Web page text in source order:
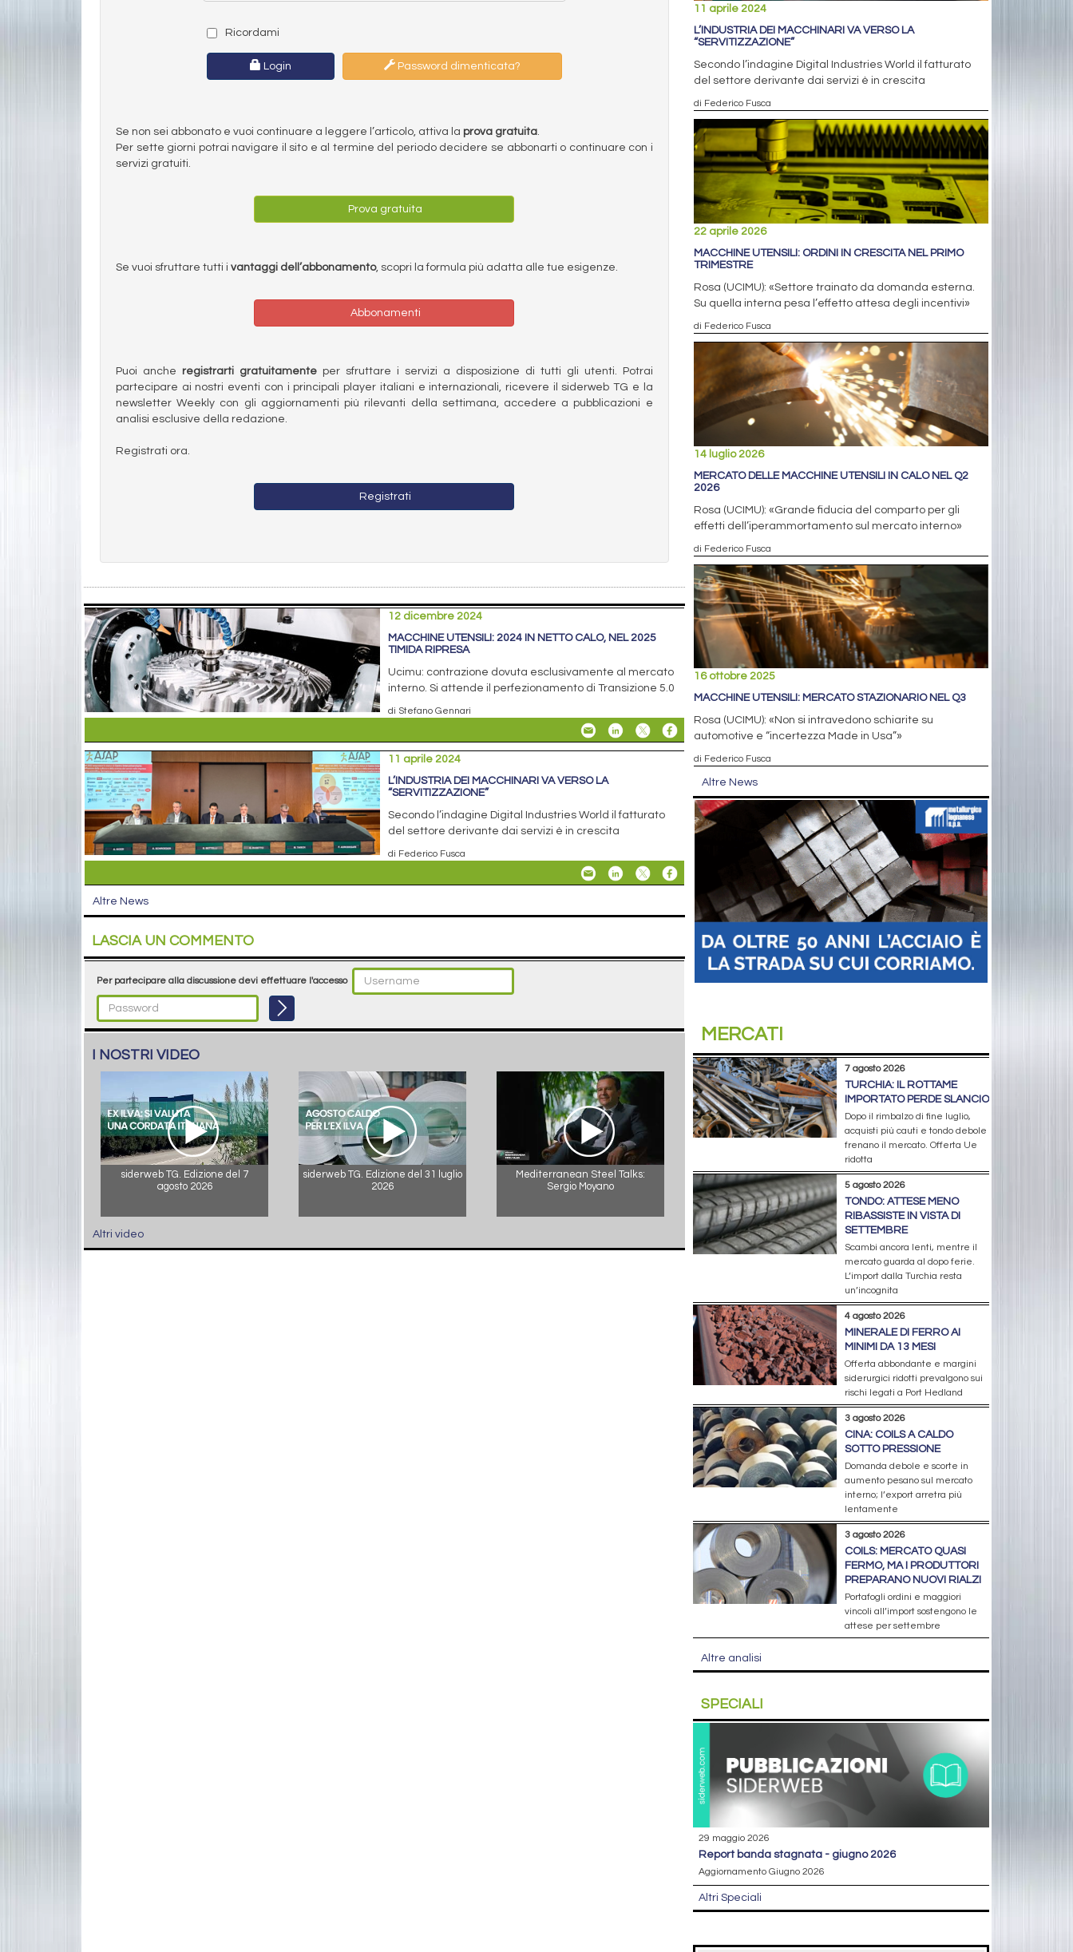
Ricordami
Login Password dimenticata?
Se non sei abbonato e vuoi continuare a leggere l’articolo, attiva la prova gratuita.
Per sette giorni potrai navigare il sito e al termine del periodo decidere se abbonarti o continuare con i
servizi gratuiti.
Prova gratuita
Se vuoi sfruttare tutti i vantaggi dell’abbonamento, scopri la formula più adatta alle tue esigenze.
Abbonamenti
Puoi anche registrarti gratuitamenteper sfruttare i servizi a disposizione di tutti gli utenti. Potrai
partecipare ai nostri eventi con i principali player italiani e internazionali, ricevere il siderweb TG e la
newsletter Weekly con gli aggiornamenti più rilevanti della settimana, accedere a pubblicazioni e
analisi esclusive della redazione.
Registrati ora.
Registrati
12 dicembre 2024
MACCHINE UTENSILI: 2024 IN NETTO CALO, NEL 2025
TIMIDA RIPRESA
Ucimu: contrazione dovuta esclusivamente al mercato
interno. Si attende il perfezionamento di Transizione 5.0
di Stefano Gennari
11 aprile 2024
L’INDUSTRIA DEI MACCHINARI VA VERSO LA
“SERVITIZZAZIONE”
Secondo l’indagine Digital Industries World il fatturato
del settore derivante dai servizi è in crescita
di Federico Fusca
Altre News
LASCIA UN COMMENTO
Per partecipare alla discussione devi effettuare l'accesso
I NOSTRI VIDEO
siderweb TG. Edizione del 7
agosto 2026
siderweb TG. Edizione del 31 luglio
2026
Mediterranean Steel Talks:
Sergio Moyano
Altri video
11 aprile 2024
L’INDUSTRIA DEI MACCHINARI VA VERSO LA
“SERVITIZZAZIONE”
Secondo l’indagine Digital Industries World il fatturato
del settore derivante dai servizi è in crescita
di Federico Fusca
22 aprile 2026
MACCHINE UTENSILI: ORDINI IN CRESCITA NEL PRIMO
TRIMESTRE
Rosa (UCIMU): «Settore trainato da domanda esterna.
Su quella interna pesa l’effetto attesa degli incentivi»
di Federico Fusca
14 luglio 2026
MERCATO DELLE MACCHINE UTENSILI IN CALO NEL Q2
2026
Rosa (UCIMU): «Grande fiducia del comparto per gli
effetti dell’iperammortamento sul mercato interno»
di Federico Fusca
16 ottobre 2025
MACCHINE UTENSILI: MERCATO STAZIONARIO NEL Q3
Rosa (UCIMU): «Non si intravedono schiarite su
automotive e “incertezza Made in Usa”»
di Federico Fusca
Altre News
MERCATI
7 agosto 2026
TURCHIA: IL ROTTAME
IMPORTATO PERDE SLANCIO
Dopo il rimbalzo di fine luglio,
acquisti più cauti e tondo debole
frenano il mercato. Offerta Ue
ridotta
5 agosto 2026
TONDO: ATTESE MENO
RIBASSISTE IN VISTA DI
SETTEMBRE
Scambi ancora lenti, mentre il
mercato guarda al dopo ferie.
L’import dalla Turchia resta
un’incognita
4 agosto 2026
MINERALE DI FERRO AI
MINIMI DA 13 MESI
Offerta abbondante e margini
siderurgici ridotti prevalgono sui
rischi legati a Port Hedland
3 agosto 2026
CINA: COILS A CALDO
SOTTO PRESSIONE
Domanda debole e scorte in
aumento pesano sul mercato
interno; l’export arretra più
lentamente
3 agosto 2026
COILS: MERCATO QUASI
FERMO, MA I PRODUTTORI
PREPARANO NUOVI RIALZI
Portafogli ordini e maggiori
vincoli all’import sostengono le
attese per settembre
Altre analisi
SPECIALI
29 maggio 2026
report banda stagnata - giugno 2026
Aggiornamento Giugno 2026
Altri Speciali